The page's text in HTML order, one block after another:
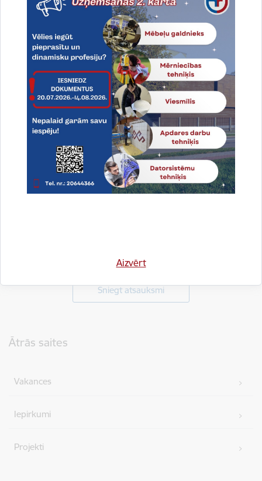
Aizvērt
Dalīties
Sniegt atsauksmi
Ātrās saites
Vakances
Iepirkumi
Projekti